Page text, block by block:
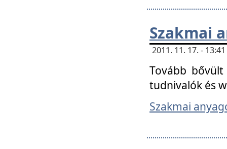
Szakmai
2011. 11. 17. -
Tovább bővült
tudnivalók és
Szakmai